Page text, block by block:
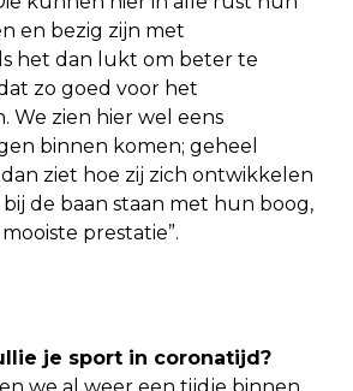
en bezig zijn met
het dan lukt om beter te
zo goed voor het
We zien hier wel eens
binnen komen; geheel
ziet hoe zij zich ontwikkelen
de baan staan met hun boog,
prestatie”.
je sport in coronatijd?